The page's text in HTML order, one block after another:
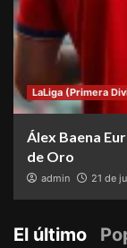
LaLiga (Primera
Álex Baena
de Oro
admin 21 de
El último